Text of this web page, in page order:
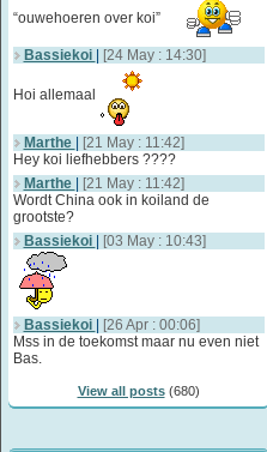
“ouwehoeren over koi”
Bassiekoi [24 May : 14:30]
Hoi allemaal
Marthe
[21 May : 11:42]
Hey koi liefhebbers ????
Marthe
[21 May : 11:42]
Wordt China ook in koiland de
grootste?
Bassiekoi
[03 May : 10:43]
Bassiekoi
[26 Apr : 00:06]
Mss in de toekomst maar nu even niet
Bas.
View all posts(680)